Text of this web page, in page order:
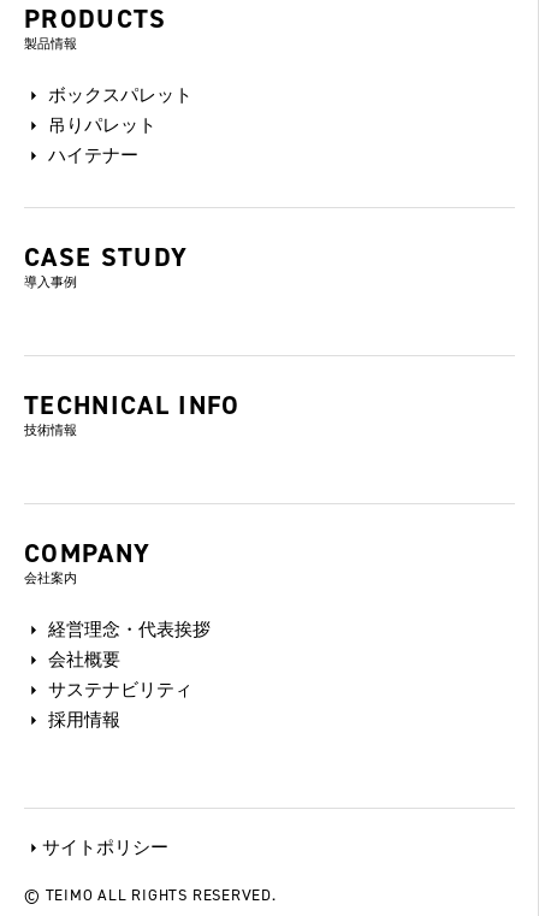
PRODUCTS
製品情報
ボックスパレット
吊りパレット
ハイテナー
CASE STUDY
導入事例
TECHNICAL INFO
技術情報
COMPANY
会社案内
経営理念・代表挨拶
会社概要
サステナビリティ
採用情報
サイトポリシー
© TEIMO ALL RIGHTS RESERVED.